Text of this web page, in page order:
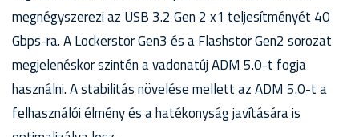
megnégyszerezi az USB 3.2 Gen 2 x1 teljesítményét 40
Gbps-ra. A Lockerstor Gen3 és a Flashstor Gen2 sorozat
megjelenéskor szintén a vadonatúj ADM 5.0-t fogja
használni. A stabilitás növelése mellett az ADM 5.0-t a
felhasználói élmény és a hatékonyság javítására is